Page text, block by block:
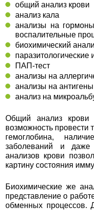
общий анализ крови
анализ кала
анализы на
воспалительные
биохимический
паразитологические
ПАП-тест
анализы на
анализы на антигены
анализ на
Общий анализ крови
возможность провести
гемоглобина,
заболеваний и даже
анализов крови
картину состояния
Биохимические же
представление о
обменных процессов.